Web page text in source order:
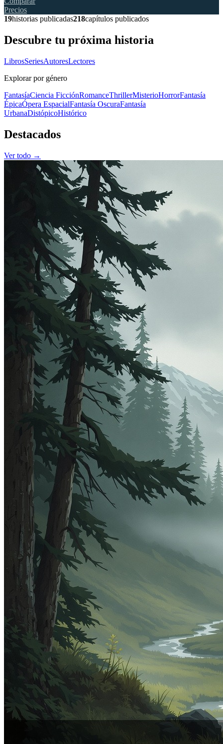
Precios
19historias publicadas218capítulos publicados
Descubre tu próxima historia
LibrosSeriesAutoresLectores
Explorar por género
FantasíaCiencia FicciónRomanceThrillerMisterioHorrorFantasía
ÉpicaÓpera EspacialFantasía OscuraFantasía
UrbanaDistópicoHistórico
Destacados
Ver todo →